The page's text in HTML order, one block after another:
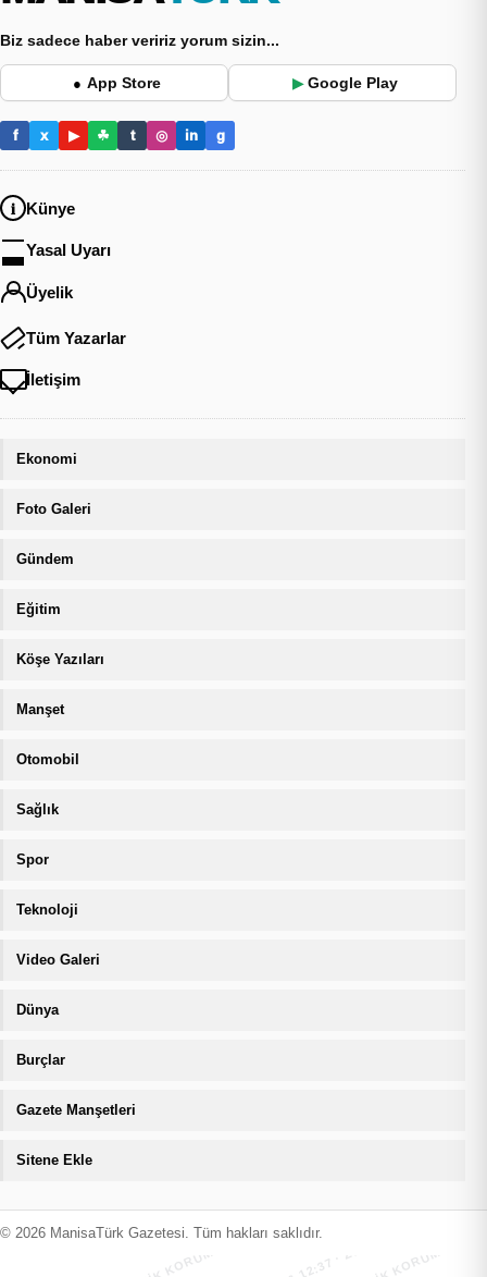
Biz sadece haber veririz yorum sizin...
● App Store ▶ Google Play
f x ▶ ☘ t ◎ in g
Künye
Yasal Uyarı
Üyelik
Tüm Yazarlar
İletişim
Ekonomi
Foto Galeri
Gündem
Eğitim
Köşe Yazıları
Manşet
Otomobil
Sağlık
Spor
Teknoloji
Video Galeri
Dünya
Burçlar
Gazete Manşetleri
Sitene Ekle
© 2026 ManisaTürk Gazetesi. Tüm hakları saklıdır.